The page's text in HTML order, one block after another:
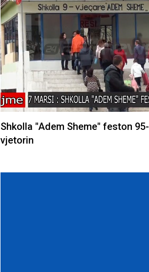
Shkolla "Adem Sheme" feston 95-
vjetorin